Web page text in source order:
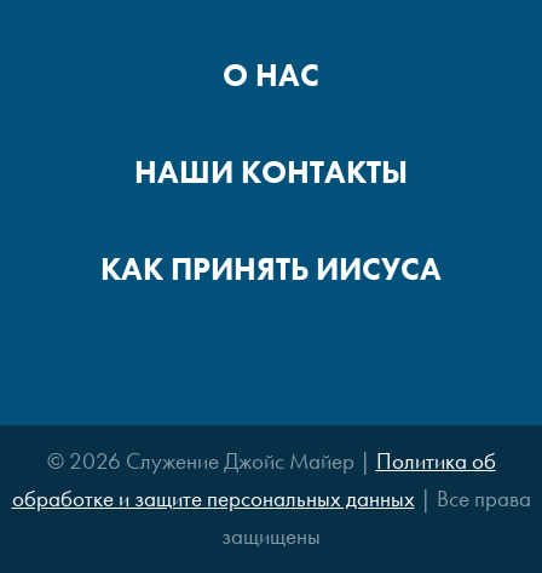
О НАС
НАШИ КОНТАКТЫ
КАК ПРИНЯТЬ ИИСУСА
© 2026 Служение Джойс Майер | Политика об
обработке и защите персональных данных| Все права
защищены